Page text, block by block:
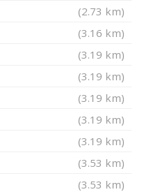
(2.73 km)
(3.16 km)
(3.19 km)
(3.19 km)
(3.19 km)
(3.19 km)
(3.19 km)
(3.53 km)
(3.53 km)